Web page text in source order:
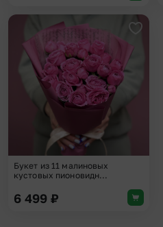
Букет из 11 малиновых
кустовых пионовидн...
6 499 ₽